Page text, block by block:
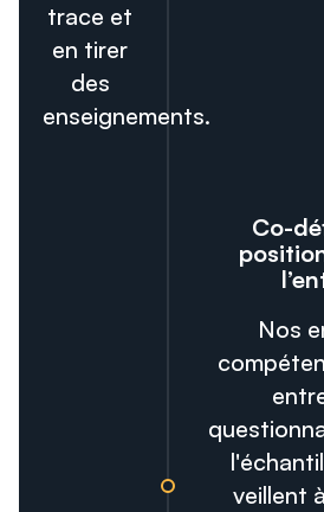
trace et
en tirer
des
enseignements.
Co-
Nos
veillent